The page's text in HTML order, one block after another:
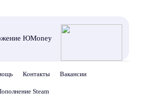
ЮMoney
Контакты Вакансии
Steam